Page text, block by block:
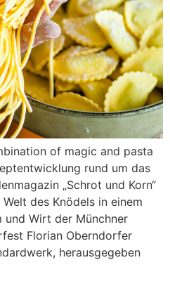
of magic and pasta
rund um das
„Schrot und Korn“
des Knödels in einem
und Wirt der Münchner
Florian Oberndorfer
herausgegeben